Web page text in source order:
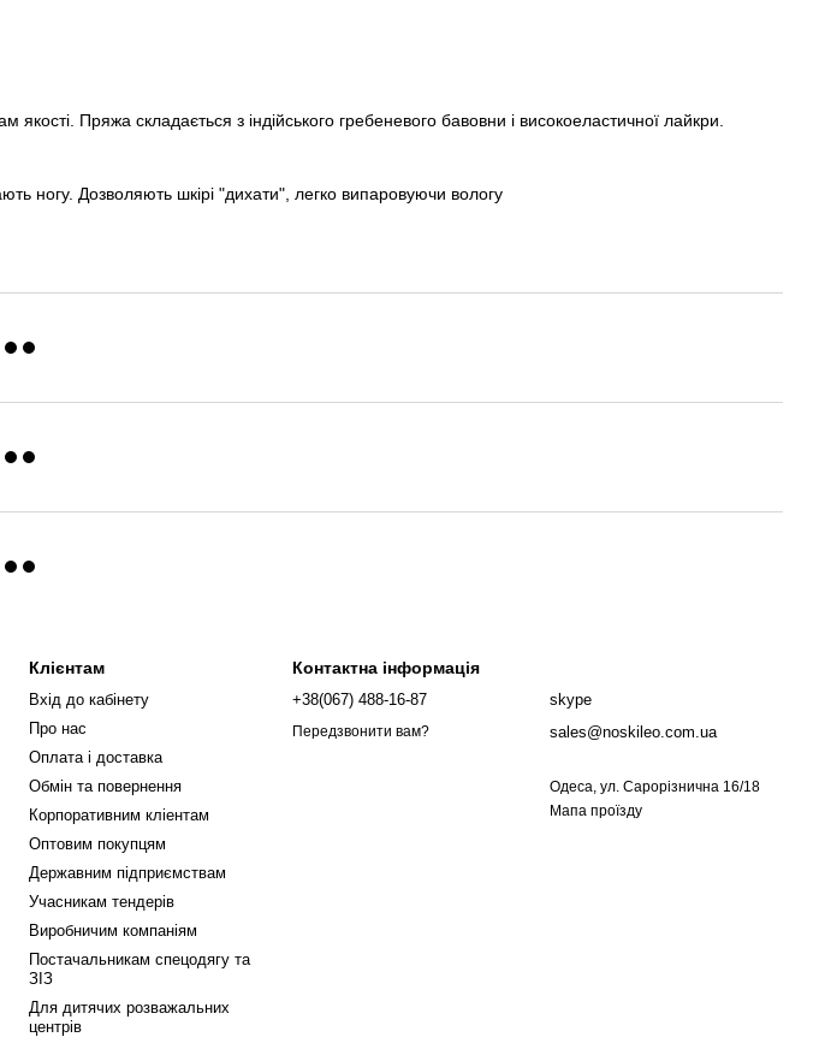
якості. Пряжа складається з індійського гребеневого бавовни і високоеластичної лайкри.
ногу. Дозволяють шкірі "дихати", легко випаровуючи вологу
Клієнтам
Вхід до кабінету
Про нас
Оплата і доставка
Обмін та повернення
Корпоративним кліентам
Оптовим покупцям
Державним підприємствам
Учасникам тендерів
Виробничим компаніям
Постачальникам спецодягу та
ЗІЗ
Для дитячих розважальних
центрів
Контактна інформація
+38(067) 488-16-87
Передзвонити вам?
skype
sales@noskileo.com.ua
Одеса, ул. Сарорізнична 16/18
Мапа проїзду